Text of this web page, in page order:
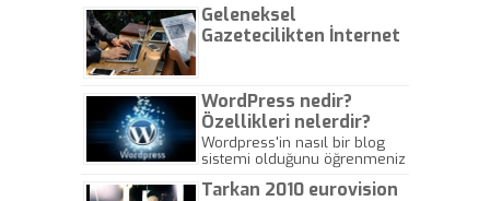
Geleneksel
Gazetecilikten İnternet
WordPress nedir?
Özellikleri nelerdir?
Wordpress'in nasıl bir blog
sistemi olduğunu öğrenmeniz
Tarkan 2010 eurovision